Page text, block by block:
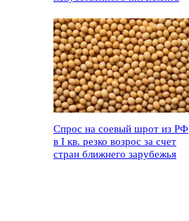
Спрос на соевый шрот из РФ
в I кв. резко возрос за счет
стран ближнего зарубежья